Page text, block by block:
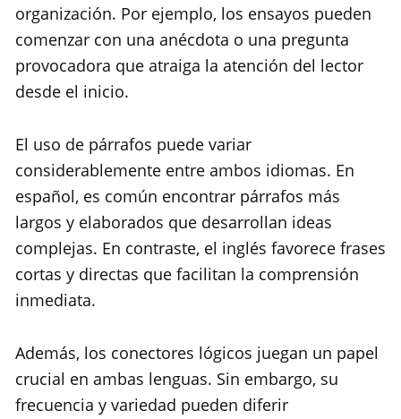
organización. Por ejemplo, los ensayos pueden
comenzar con una anécdota o una pregunta
provocadora que atraiga la atención del lector
desde el inicio.
El uso de párrafos puede variar
considerablemente entre ambos idiomas. En
español, es común encontrar párrafos más
largos y elaborados que desarrollan ideas
complejas. En contraste, el inglés favorece frases
cortas y directas que facilitan la comprensión
inmediata.
Además, los conectores lógicos juegan un papel
crucial en ambas lenguas. Sin embargo, su
frecuencia y variedad pueden diferir